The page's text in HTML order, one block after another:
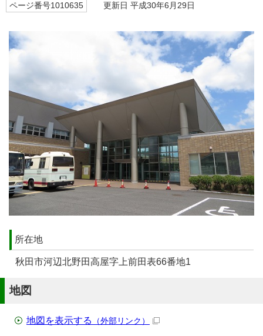
ページ番号1010635 更新日 平成30年6月29日
所在地
秋田市河辺北野田高屋字上前田表66番地1
地図
地図を表示する （外部リンク）